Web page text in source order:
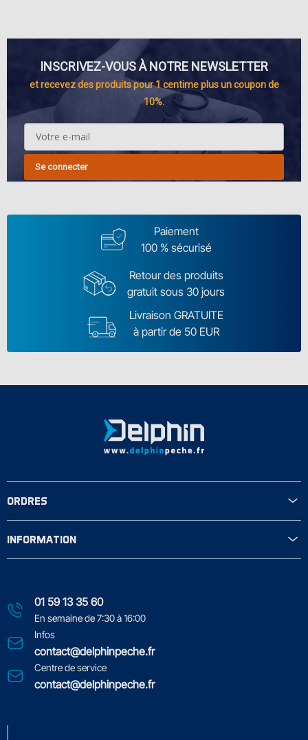
INSCRIVEZ-VOUS À NOTRE NEWSLETTER
et recevez des produits pour 1 centime plus un coupon de
10%.
Se connecter
Paiement
100 % sécurisé
Retour des produits
gratuit sous 30 jours
Livraison GRATUITE
à partir de 50 EUR
01 59 13 35 60
En semaine de 7:30 à 16:00
Infos
contact@delphinpeche.fr
Centre de service
contact@delphinpeche.fr
ORDRES
INFORMATION